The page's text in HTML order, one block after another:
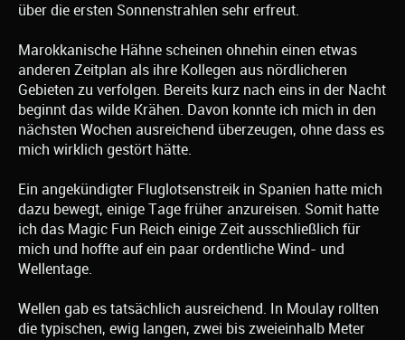
über die ersten Sonnenstrahlen sehr erfreut.
Marokkanische Hähne scheinen ohnehin einen etwas
anderen Zeitplan als ihre Kollegen aus nördlicheren
Gebieten zu verfolgen. Bereits kurz nach eins in der Nacht
beginnt das wilde Krähen. Davon konnte ich mich in den
nächsten Wochen ausreichend überzeugen, ohne dass es
mich wirklich gestört hätte.
Ein angekündigter Fluglotsenstreik in Spanien hatte mich
dazu bewegt, einige Tage früher anzureisen. Somit hatte
ich das Magic Fun Reich einige Zeit ausschließlich für
mich und hoffte auf ein paar ordentliche Wind- und
Wellentage.
Wellen gab es tatsächlich ausreichend. In Moulay rollten
die typischen, ewig langen, zwei bis zweieinhalb Meter